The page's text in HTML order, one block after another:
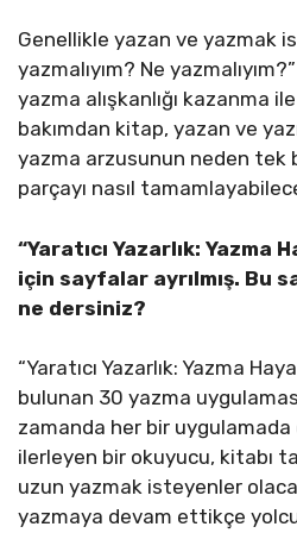
Genellikle yazan ve yazmak
yazmalıyım? Ne
yazma alışkanlığı kazanma
bakımdan kitap, yazan ve
yazma arzusunun neden tek
parçayı nasıl
“Yaratıcı Yazarlık:
için sayfalar ayrılmış. Bu
ne dersiniz?
“Yaratıcı Yazarlık: Yazma
bulunan 30 yazma
zamanda her bir uygulamada
ilerleyen bir okuyucu, kitabı
uzun yazmak isteyenler
yazmaya devam ettikçe